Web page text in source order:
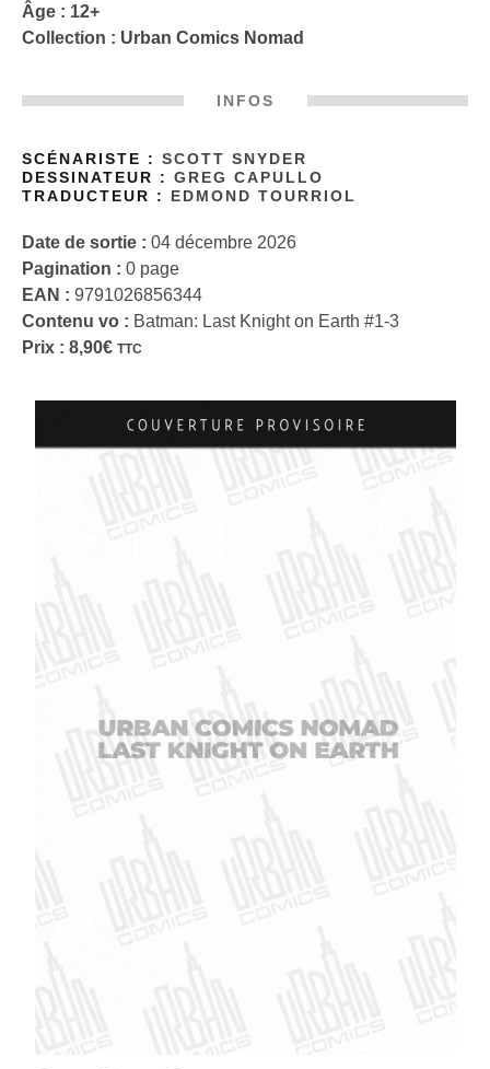
Âge : 12+
Collection : Urban Comics Nomad
INFOS
SCÉNARISTE : SCOTT SNYDER
DESSINATEUR : GREG CAPULLO
TRADUCTEUR :
EDMOND TOURRIOL
Date de sortie : 04 décembre 2026
Pagination : 0 page
EAN : 9791026856344
Contenu vo : Batman: Last Knight on Earth #1-3
Prix : 8,90€ TTC